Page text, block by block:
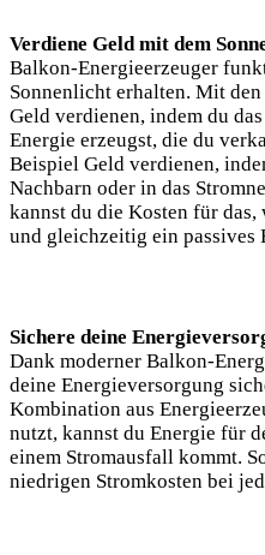
Verdiene Geld mit dem
Balkon-Energieerzeuger
Sonnenlicht erhalten. Mit
Geld verdienen, indem du
Energie erzeugst, die du
Beispiel Geld verdienen,
Nachbarn oder in das
kannst du die Kosten für das,
und gleichzeitig ein passives
Sichere deine
Dank moderner Balkon-
deine Energieversorgung
Kombination aus
nutzt, kannst du Energie für
einem Stromausfall kommt.
niedrigen Stromkosten bei